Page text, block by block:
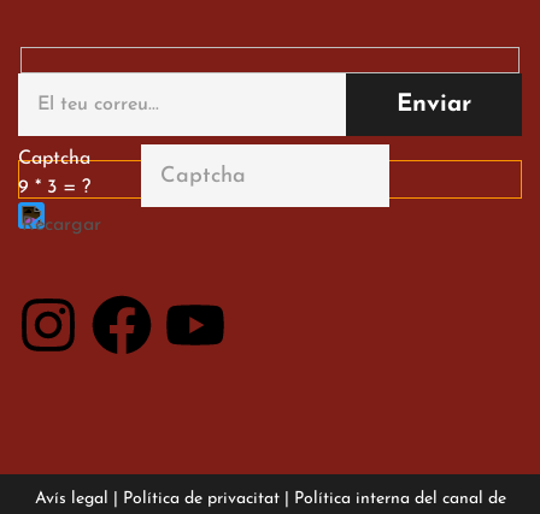
alumnes al Tortosa
English Festival
13 de març de 2026
Captcha
9 * 3 = ?
Avís legal Política de privacitat| Política interna del canal de